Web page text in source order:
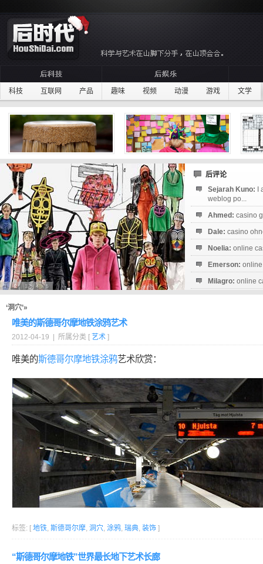
科技 互联网 产品 趣味 视频 动漫 游戏 文学
后评论
Sejarah Kuno:
weblog po...
Ahmed: casino
Dale: casino
Noelia: online
Emerson:
Milagro: online
‘洞穴’»
唯美的斯德哥尔摩地铁涂鸦艺术
2012-04-19 | 所属分类 [ 艺术 ]
唯美的斯德哥尔摩地铁涂鸦艺术欣赏：
标签: [ 地铁, 斯德哥尔摩, 洞穴, 涂鸦, 瑞典, 装饰 ]
“斯德哥尔摩地铁”世界最长地下艺术长廊